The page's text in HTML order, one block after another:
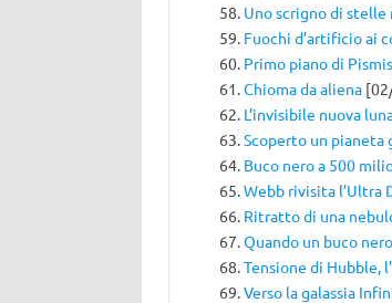
Uno scrigno di
Fuochi d’artificio ai
Primo piano di
Chioma da aliena
L’invisibile nuova
Scoperto un pianeta
Buco nero a 500
Webb rivisita l’Ultra
Ritratto di una
Quando un buco
Tensione di Hubble,
Verso la galassia